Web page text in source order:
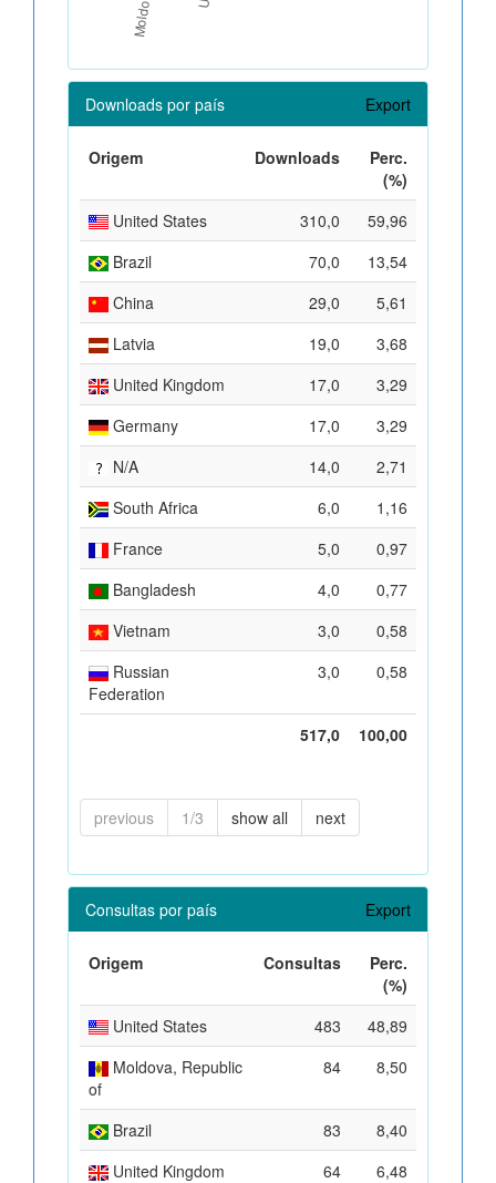
Downloads por país Export
Origem Downloads
Perc.
(%)
United States
310,0
59,96
Brazil
70,0
13,54
China
29,0
5,61
Latvia
19,0
3,68
United Kingdom
17,0
3,29
Germany
17,0
3,29
N/A
14,0
2,71
South Africa
6,0
1,16
France
5,0
0,97
Bangladesh
4,0
0,77
Vietnam
3,0
0,58
Russian
Federation
3,0 0,58
517,0 100,00
previous 1/3 show all next
Consultas por país Export
Origem Consultas
Perc.
(%)
United States
483
48,89
Moldova, Republic
of
84 8,50
Brazil 83
8,40
United Kingdom
64
6,48